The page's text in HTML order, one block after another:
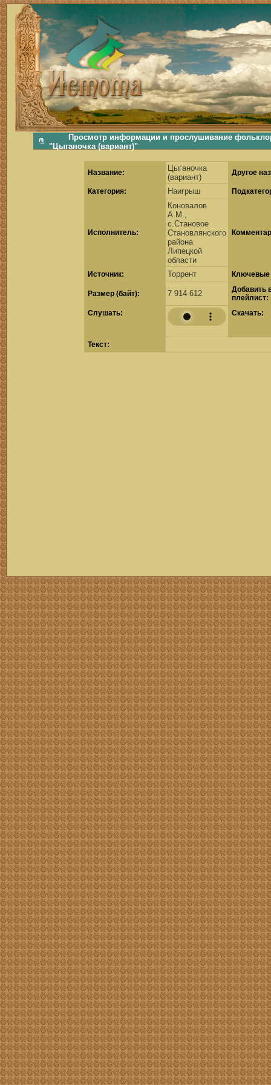
фольклорная музыка, фольклор хороводы бабушки русские народные песни послушать скачать каталог фольклора Скачать Поиск музыки, поиск фольклора, искать песни, как пели
Просмотр информации и прослушивание
"Цыганочка (вариант)"
Название:
Цыганочка
(вариант)
Другое
Категория: Наигрыш
Исполнитель:
Коновалов
А.М.,
с.Становое
Становлянского
района
Липецкой
области
Источник: Торрент Ключевые
Размер (байт): 7 914 612
Добавить
плейлист:
Cлушать:
Скачать:
Текст:
скачать mp3 бесплатно мп3,Россия,патриот,сохранение традиций,великая страна,история,тексты песен, описание песен, удобный каталог mp3 фольклора